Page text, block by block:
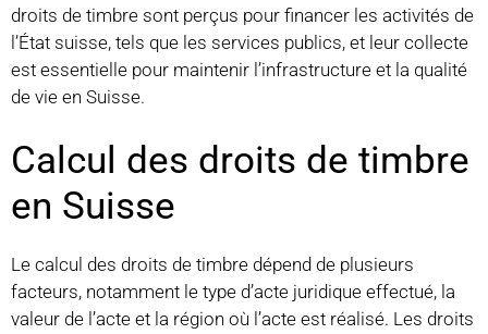
droits de timbre sont perçus pour financer les activités de
l’État suisse, tels que les services publics, et leur collecte
est essentielle pour maintenir l’infrastructure et la qualité
de vie en Suisse.
Calcul des droits de timbre
en Suisse
Le calcul des droits de timbre dépend de plusieurs
facteurs, notamment le type d’acte juridique effectué, la
valeur de l’acte et la région où l’acte est réalisé. Les droits